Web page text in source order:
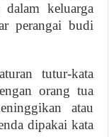
keluarga
perangai budi
tutur-kata
orang tua
atau
dipakai kata